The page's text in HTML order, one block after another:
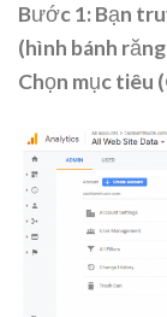
Bước 1: Bạn
(hình bánh
Chọn mục tiêu